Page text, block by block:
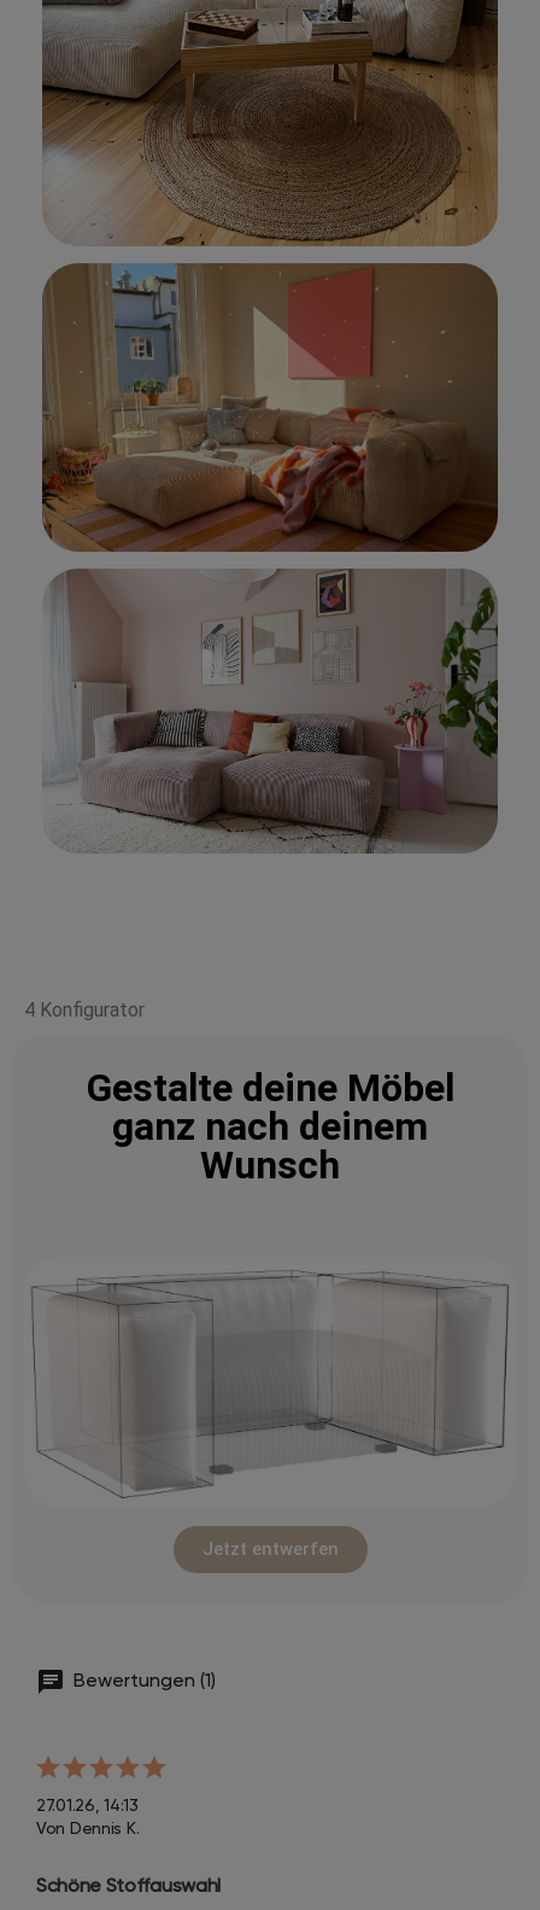
4 Konfigurator
Gestalte deine Möbel
ganz nach deinem
Wunsch
Jetzt entwerfen
Bewertungen (1)
27.01.26, 14:13
Von Dennis K.
Schöne Stoffauswahl